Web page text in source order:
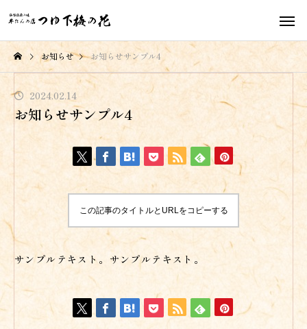
お知らせ お知らせサンプル4
お知らせサンプル4
2024.02.14
この記事のタイトルとURLをコピーする
サンプルテキスト。サンプルテキスト。